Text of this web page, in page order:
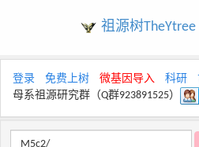
祖源树TheYtree
登录 免费上树 微基因导入 科研
母系祖源研究群（Q群923891525）